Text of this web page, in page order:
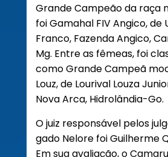
Grande Campeão da raça
foi Gamahal FIV Angico, de
Franco, Fazenda Angico,
Mg. Entre as fêmeas, foi
como Grande Campeã
Louz, de Lourival Louza
Nova Arca, Hidrolândia-Go.
O juiz responsável pelos
gado Nelore foi Guilherme
Em sua avaliação, o